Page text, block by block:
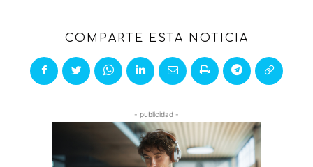
COMPARTE ESTA NOTICIA
- publicidad -